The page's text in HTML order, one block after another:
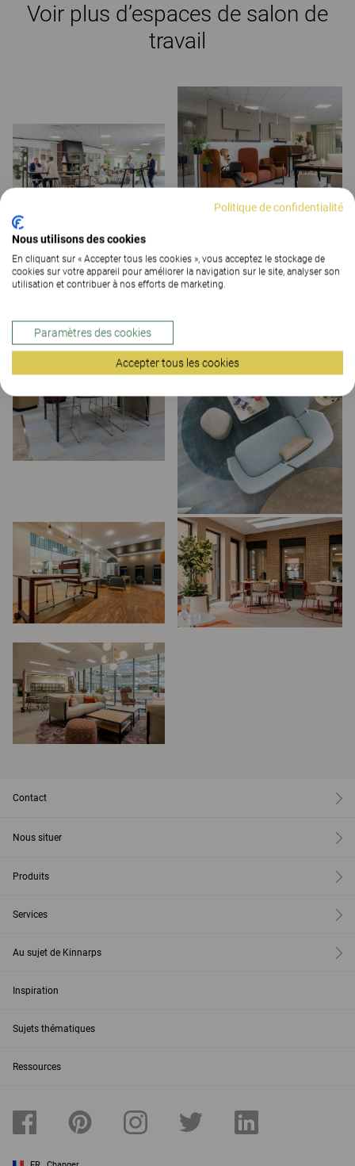
Voir plus d’espaces de salon de
travail
Contact
Nous situer
Produits
Services
Au sujet de Kinnarps
Inspiration
Sujets thématiques
Ressources
Politique de confidentialité
Nous utilisons des cookies
En cliquant sur « Accepter tous les cookies », vous acceptez le stockage de
cookies sur votre appareil pour améliorer la navigation sur le site, analyser son
utilisation et contribuer à nos efforts de marketing.
Paramètres des cookies
Accepter tous les cookies